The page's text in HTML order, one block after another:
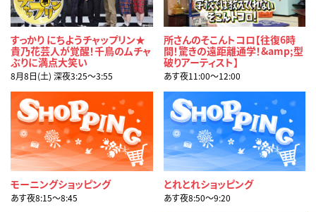
すっかり にちようチャップリン★
貴乃花芸人が覚醒！千鳥のムチャ
ぶりに満点大笑い
8月8日(土) 深夜3:25〜3:55
所さんのそこんトコロ【往復6時
間！驚きの遠距離通学！&amp;型
破りアーティスト】
あす夜11:00〜12:00
モーニングショッピング
あす夜8:15〜8:45
とれとれショッピング
あす夜8:50〜9:20